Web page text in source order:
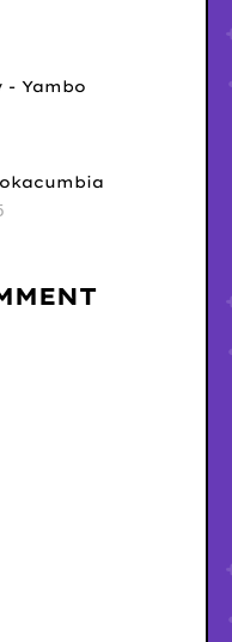
- Yambo